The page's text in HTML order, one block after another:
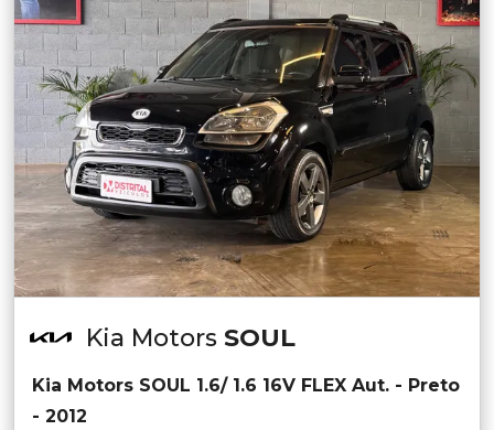
Kia Motors SOUL
Kia Motors SOUL 1.6/ 1.6 16V FLEX Aut. - Preto
- 2012